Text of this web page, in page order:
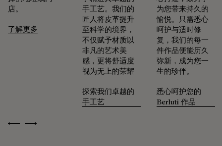
Previous
Next
店。
了解更多
手工艺。我们的
匠人将皮革提升
至科学的境界，
不仅赋予材质以
非凡的艺术美
感，更将舒适度
视为无上的荣耀
探索我们卓越的
手工艺
为您带来持久的
愉悦。只需悉心
呵护与适时修
复，我们的每一
件作品便能历久
弥新，成为您一
生的珍伴。
悉心呵护您的
Berluti 作品